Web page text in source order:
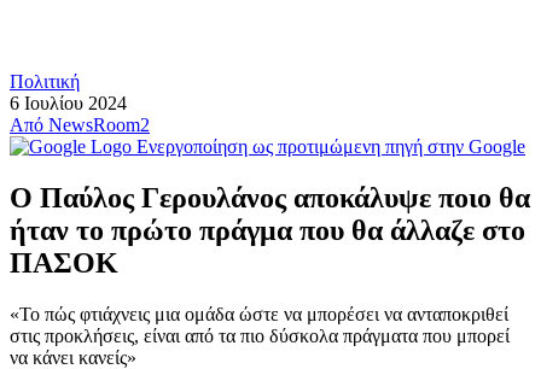
Πολιτική
6 Ιουλίου 2024
Από NewsRoom2
Ενεργοποίηση ως προτιμώμενη πηγή στην Google
Ο Παύλος Γερουλάνος αποκάλυψε ποιο θα
ήταν το πρώτο πράγμα που θα άλλαζε στο
ΠΑΣΟΚ
«Το πώς φτιάχνεις μια ομάδα ώστε να μπορέσει να ανταποκριθεί
στις προκλήσεις, είναι από τα πιο δύσκολα πράγματα που μπορεί
να κάνει κανείς»